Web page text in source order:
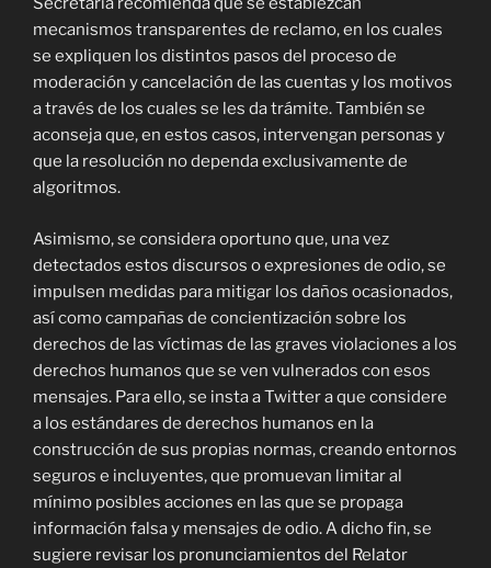
mecanismos transparentes de reclamo, en los cuales
se expliquen los distintos pasos del proceso de
moderación y cancelación de las cuentas y los motivos
a través de los cuales se les da trámite. También se
aconseja que, en estos casos, intervengan personas y
que la resolución no dependa exclusivamente de
algoritmos.
Asimismo, se considera oportuno que, una vez
detectados estos discursos o expresiones de odio, se
impulsen medidas para mitigar los daños ocasionados,
así como campañas de concientización sobre los
derechos de las víctimas de las graves violaciones a los
derechos humanos que se ven vulnerados con esos
mensajes. Para ello, se insta a Twitter a que considere
a los estándares de derechos humanos en la
construcción de sus propias normas, creando entornos
seguros e incluyentes, que promuevan limitar al
mínimo posibles acciones en las que se propaga
información falsa y mensajes de odio. A dicho fin, se
sugiere revisar los pronunciamientos del Relator